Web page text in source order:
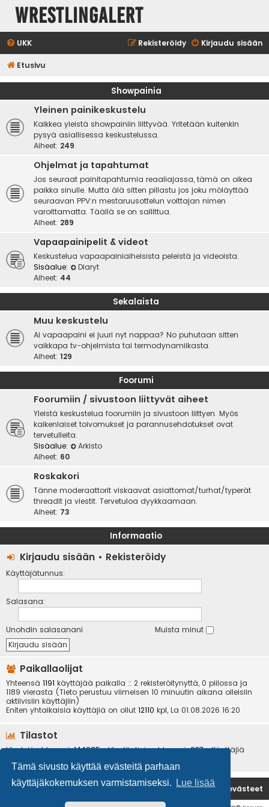
Tämä sivusto käyttää evästeitä parhaan
käyttäjäkokemuksen varmistamiseksi.
Lue lisää
WrestlingAlert
UKK Kirjaudu sisään
Rekisteröidy
Etusivu
Showpainia
Yleinen painikeskustelu
Kaikkea yleistä showpainiin liittyvää. Yritetään kuitenkin
pysyä asiallisessa keskustelussa.
Aiheet: 249
Ohjelmat ja tapahtumat
Jos seuraat painitapahtumia reaaliajassa, tämä on oikea
paikka sinulle. Mutta älä sitten pillastu jos joku möläyttää
seuraavan PPV:n mestaruusottelun voittajan nimen
varoittamatta. Täällä se on sallittua.
Aiheet: 289
Vapaapainipelit & videot
Keskustelua vapaapainiaiheisista peleistä ja videoista.
Sisäalue:
Diaryt
Aiheet: 44
Sekalaista
Muu keskustelu
Ai vapaapaini ei juuri nyt nappaa? No puhutaan sitten
vaikkapa tv-ohjelmista tai termodynamiikasta.
Aiheet: 129
Foorumi
Foorumiin / sivustoon liittyvät aiheet
Yleistä keskustelua foorumiin ja sivustoon liittyen. Myös
kaikenlaiset toivomukset ja parannusehdotukset ovat
tervetulleita.
Sisäalue:
Arkisto
Aiheet: 60
Roskakori
Tänne moderaattorit viskaavat asiattomat/turhat/typerät
threadit ja viestit. Tervetuloa dyykkaamaan.
Aiheet: 73
Informaatio
Kirjaudu sisään • Rekisteröidy
Käyttäjätunnus:
Salasana:
Unohdin salasanani Muista minut
Paikallaolijat
Yhteensä 1191 käyttäjää paikalla :: 2 rekisteröitynyttä, 0 piilossa ja
1189 vierasta (Tieto perustuu viimeisen 10 minuutin aikana olleisiin
aktiivisiin käyttäjiin)
Eniten yhtaikaisia käyttäjiä on ollut 12110 kpl, La 01.08.2026 16:20
Tilastot
Viestejä yhteensä144085• Viestiketjuja yhteensä937• Käyttäjiä
Etusivu Poista evästeet